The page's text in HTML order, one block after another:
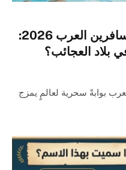
دليل السياحة في الهند للمسافرين العرب 2026:
بلاد العجائب؟
بوابةً سحرية لعالمٍ يمزج